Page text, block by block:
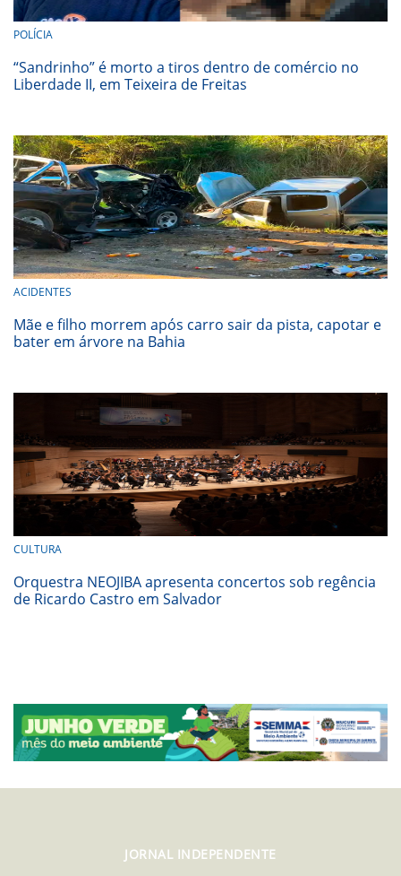
POLÍCIA
“Sandrinho” é morto a tiros dentro de comércio no
Liberdade II, em Teixeira de Freitas
ACIDENTES
Mãe e filho morrem após carro sair da pista, capotar e
bater em árvore na Bahia
CULTURA
Orquestra NEOJIBA apresenta concertos sob regência
de Ricardo Castro em Salvador
JORNAL INDEPENDENTE